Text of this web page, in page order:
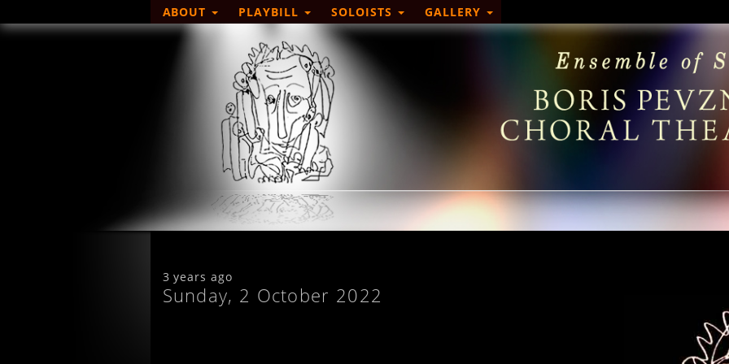
ABOUT PLAYBILL SOLOISTS GALLERY
3 years ago
Sunday, 2 October 2022